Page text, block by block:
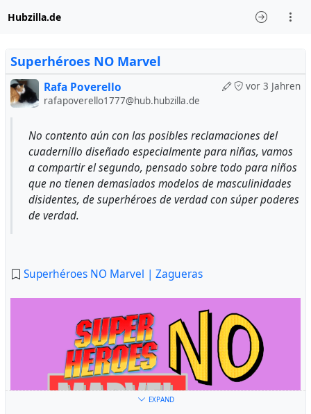
Hubzilla.de
Superhéroes NO Marvel
vor 3 Jahren
Rafa Poverello
rafapoverello1777@hub.hubzilla.de
No contento aún con las posibles reclamaciones del
cuadernillo diseñado especialmente para niñas, vamos
a compartir el segundo, pensado sobre todo para niños
que no tienen demasiados modelos de masculinidades
disidentes, de superhéroes de verdad con súper poderes
de verdad.
Superhéroes NO Marvel | Zagueras
EXPAND